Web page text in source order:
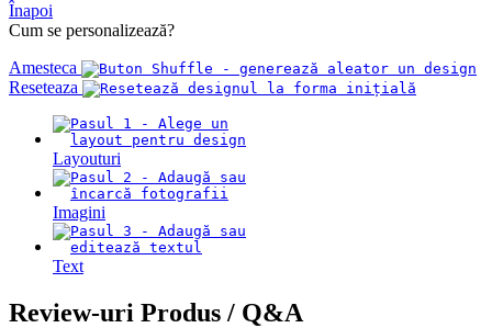
Înapoi
Cum se personalizează?
Amesteca
Reseteaza
Layouturi
Imagini
Text
Review-uri Produs / Q&A